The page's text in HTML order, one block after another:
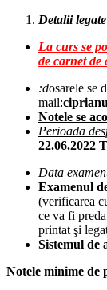
Detalii
La curs se
de carnet
:dosarele se
mail:
Notele se
Perioada
22.06.2022
Data
Examenul
(verificarea
ce va fi
printat şi
Sistemul de
Notele minime de